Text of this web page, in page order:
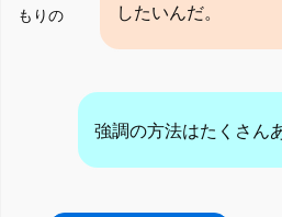
もりの
したいんだ。
強調の方法はたくさん